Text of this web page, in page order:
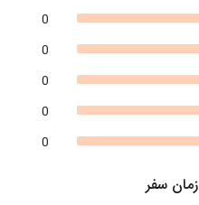
0
0
0
0
0
زمان سفر